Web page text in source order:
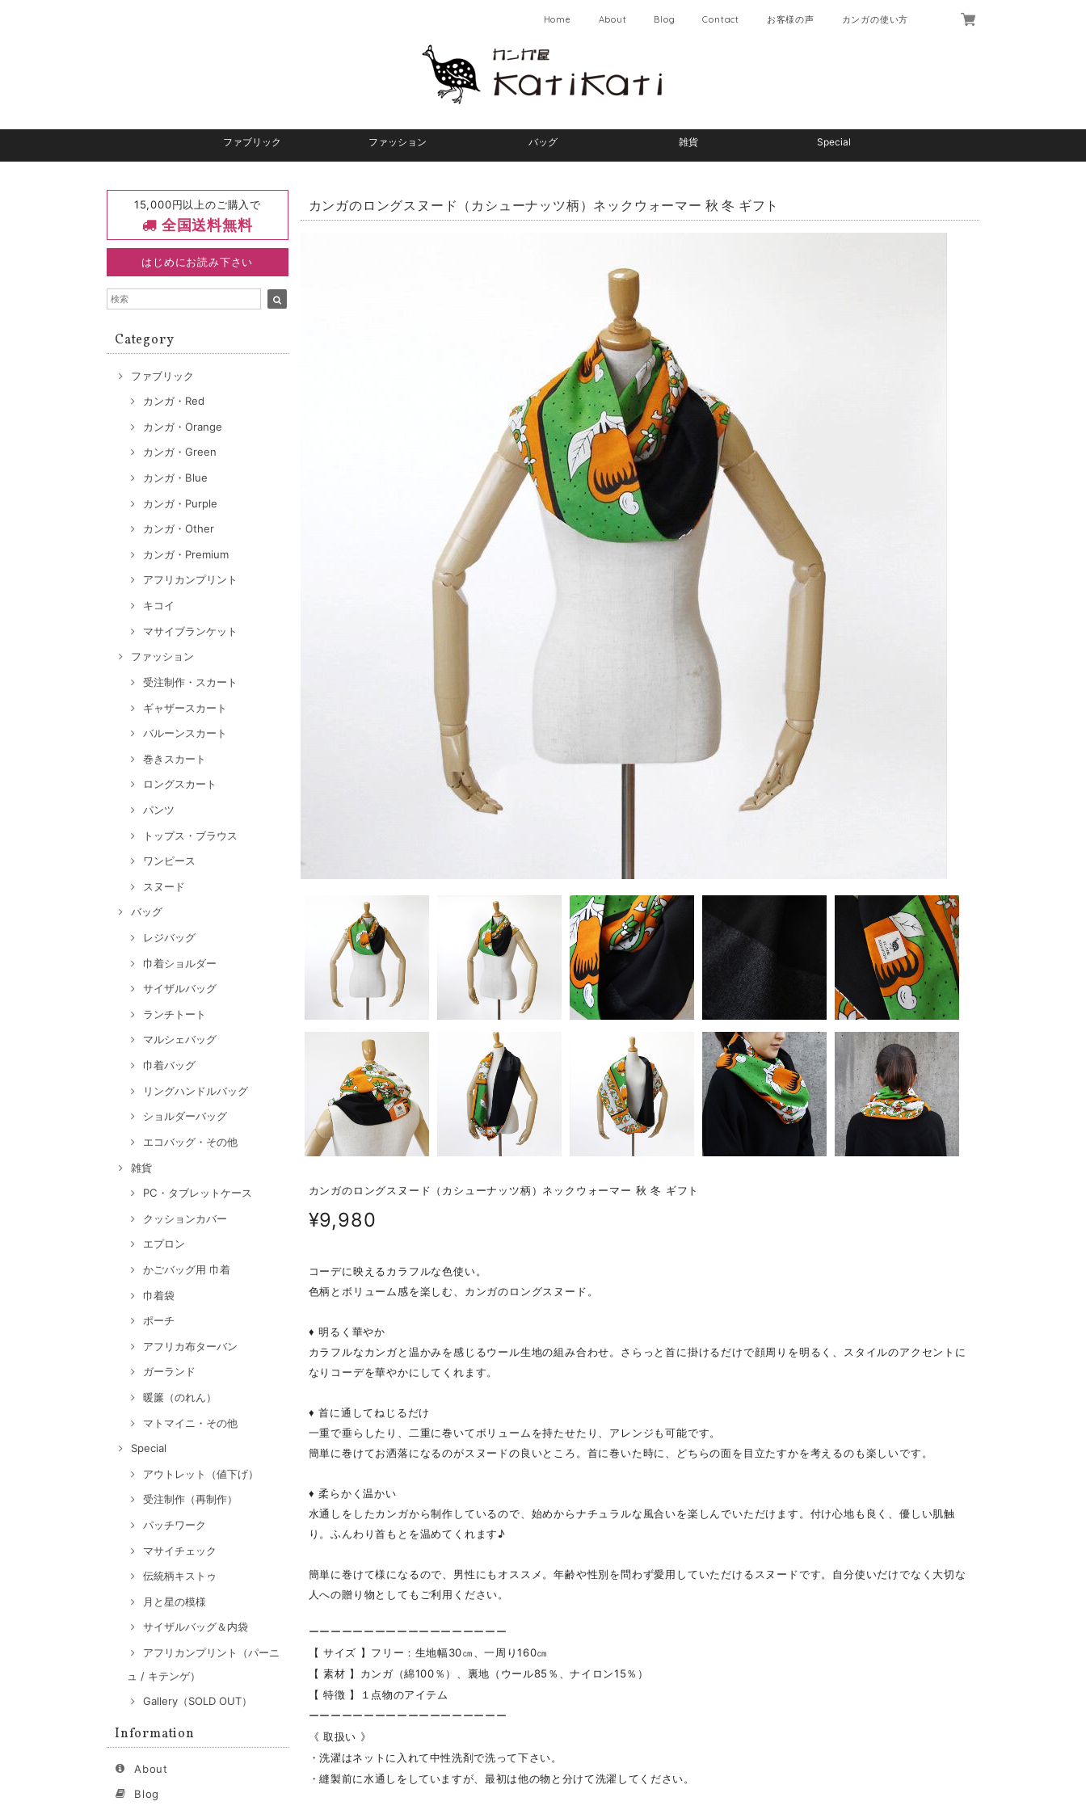
Home About Blog Contact お客様の声 カンガの使い方
ファブリック ファッション バッグ 雑貨 Special
15,000円以上のご購入で
全国送料無料
はじめにお読み下さい
Category
ファブリック
カンガ・Red
カンガ・Orange
カンガ・Green
カンガ・Blue
カンガ・Purple
カンガ・Other
カンガ・Premium
アフリカンプリント
キコイ
マサイブランケット
ファッション
受注制作・スカート
ギャザースカート
バルーンスカート
巻きスカート
ロングスカート
パンツ
トップス・ブラウス
ワンピース
スヌード
バッグ
レジバッグ
巾着ショルダー
サイザルバッグ
ランチトート
マルシェバッグ
巾着バッグ
リングハンドルバッグ
ショルダーバッグ
エコバッグ・その他
雑貨
PC・タブレットケース
クッションカバー
エプロン
かごバッグ用 巾着
巾着袋
ポーチ
アフリカ布ターバン
ガーランド
暖簾（のれん）
マトマイニ・その他
Special
アウトレット（値下げ）
受注制作（再制作）
パッチワーク
マサイチェック
伝統柄キストゥ
月と星の模様
サイザルバッグ＆内袋
アフリカンプリント（パーニ
ュ / キテンゲ）
Gallery（SOLD OUT）
Information
About
Blog
カンガのロングスヌード（カシューナッツ柄）ネックウォーマー 秋 冬 ギフト
カンガのロングスヌード（カシューナッツ柄）ネックウォーマー 秋 冬 ギフト
¥9,980
コーデに映えるカラフルな色使い。
色柄とボリューム感を楽しむ、カンガのロングスヌード。
♦ 明るく華やか
カラフルなカンガと温かみを感じるウール生地の組み合わせ。さらっと首に掛けるだけで顔周りを明るく、スタイルのアクセントに
なりコーデを華やかにしてくれます。
♦ 首に通してねじるだけ
一重で垂らしたり、二重に巻いてボリュームを持たせたり、アレンジも可能です。
簡単に巻けてお洒落になるのがスヌードの良いところ。首に巻いた時に、どちらの面を目立たすかを考えるのも楽しいです。
♦ 柔らかく温かい
水通しをしたカンガから制作しているので、始めからナチュラルな風合いを楽しんでいただけます。付け心地も良く、優しい肌触
り。ふんわり首もとを温めてくれます♪
簡単に巻けて様になるので、男性にもオススメ。年齢や性別を問わず愛用していただけるスヌードです。自分使いだけでなく大切な
人への贈り物としてもご利用ください。
ーーーーーーーーーーーーーーーーーー
【 サイズ 】フリー：生地幅30㎝、一周り160㎝
【 素材 】カンガ（綿100％）、裏地（ウール85％、ナイロン15％）
【 特徴 】１点物のアイテム
ーーーーーーーーーーーーーーーーーー
《 取扱い 》
・洗濯はネットに入れて中性洗剤で洗って下さい。
・縫製前に水通しをしていますが、最初は他の物と分けて洗濯してください。